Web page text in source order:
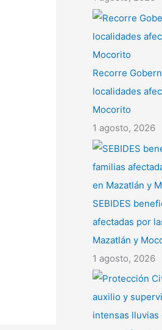
Recorre
localidades
Mocorito
1 agosto, 2026
SEBIDES
afectadas por
Mazatlán y
1 agosto, 2026